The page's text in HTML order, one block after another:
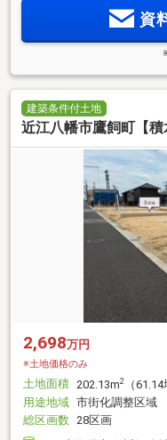
資
建築条件付土地
近江八幡市鷹飼町【積
2,698万円
※土地価格のみ
土地面積 202.13m2
（61.14
用途地域 市街化調整区域
総区画数 28区画